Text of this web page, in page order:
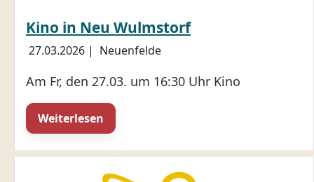
Kino in Neu Wulmstorf
27.03.2026 | Neuenfelde
Am Fr, den 27.03. um 16:30 Uhr Kino
Weiterlesen